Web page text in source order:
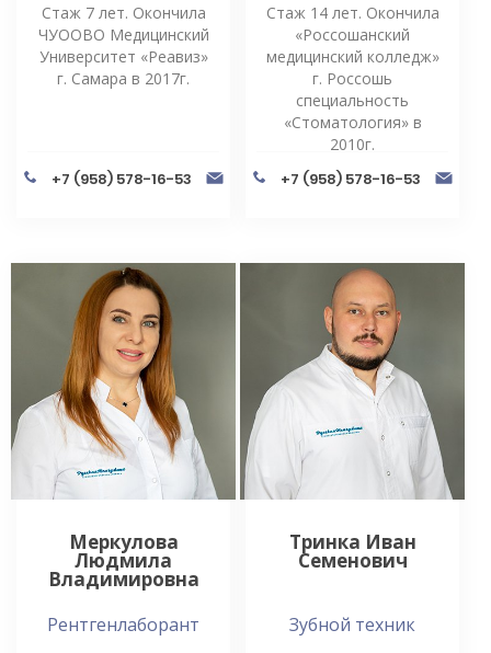
Стаж 7 лет. Окончила
ЧУООВО Медицинский
Университет «Реавиз»
г. Самара в 2017г.
+7 (958) 578-16-53
Стаж 14 лет. Окончила
«Россошанский
медицинский колледж»
г. Россошь
специальность
«Стоматология» в
2010г.
+7 (958) 578-16-53
Меркулова
Людмила
Владимировна
Рентгенлаборант
Тринка Иван
Семенович
Зубной техник